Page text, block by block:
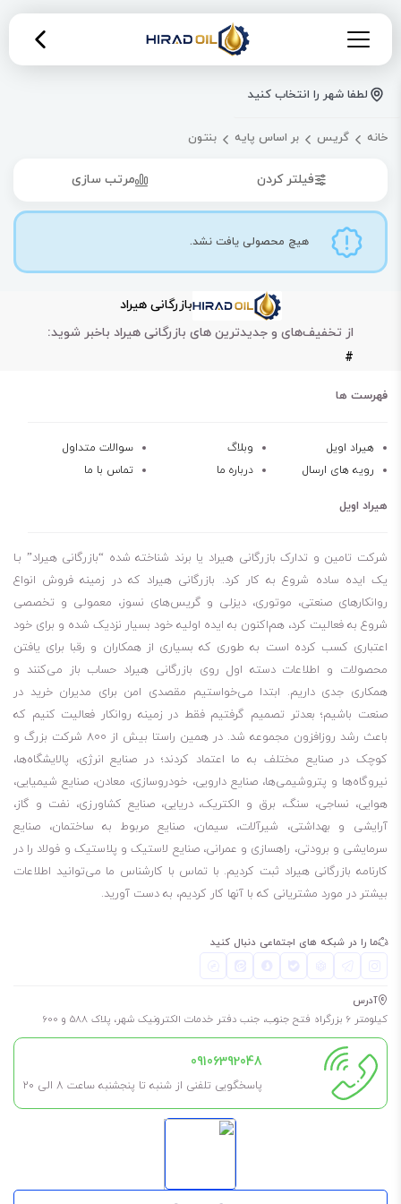
لطفا شهر را انتخاب کنید
خانه گریس بر اساس پایه بنتون
فیلتر کردن مرتب سازی
هیچ محصولی یافت نشد.
بازرگانی هیراد
از تخفیف‌های و جدیدترین های بازرگانی هیراد باخبر شوید:
#
فهرست ها
هیراد اویل وبلاگ
سوالات متداول
رویه های ارسال
درباره ما تماس با ما
هیراد اویل
شرکت تامین و تدارک بازرگانی هیراد یا برند شناخته شده “بازرگانی هیراد” بـا
یک ایده ساده شروع به کار کرد. بازرگانی هیراد که در زمینه فروش انواع
روانکارهای صنعتی، موتوری، دیزلی و گریس‌های نسوز، معمولی و تخصصی
شروع به فعالیت کرد، هم‌اکنون به ایده اولیه خود بسیار نزدیک شده و برای خود
اعتباری کسب کرده است به طوری که بسیاری از همکاران و رقبا برای یافتن
محصولات و اطلاعات دسته اول روی بازرگانی هیراد حساب باز می‌کنند و
همکاری جدی داریم. ابتدا می‌خواستیم مقصدی امن برای مدیران خرید در
صنعت باشیم؛ بعدتر تصمیم گرفتیم فقط در زمینه روانکار فعالیت کنیم که
باعث رشد روزافزون مجموعه شد. در همین راستا بیش از 800 شرکت بزرگ و
کوچک در صنایع مختلف به ما اعتماد کردند؛ در صنایع انرژی، پالایشگاه‌ها،
نیروگاه‌ها و پتروشیمی‌ها، صنایع دارویی، خودروسازی، معادن، صنایع شیمیایی،
هوایی، نساجی، سنگ، برق و الکتریک، دریایی، صنایع کشاورزی، نفت و گاز،
آرایشی و بهداشتی، شیرآلات، سیمان، صنایع مربوط به ساختمان، صنایع
سرمایشی و برودتی، راهسازی و عمرانی، صنایع لاستیک و پلاستیک و فولاد را در
کارنامه بازرگانی هیراد ثبت کردیم. با تماس با کارشناس ما می‌توانید اطلاعات
بیشتر در مورد مشتریانی که با آنها کار کردیم، به دست آورید.
ما را در شبکه های اجتماعی دنبال کنید
آدرس
کیلومتر 6 بزرگراه فتح جنوب، جنب دفتر خدمات الکترونیک شهر، پلاک 588 و 600
09106392048
پاسخگویی تلفنی از شنبه تا پنجشنبه ساعت 8 الی ۲۰